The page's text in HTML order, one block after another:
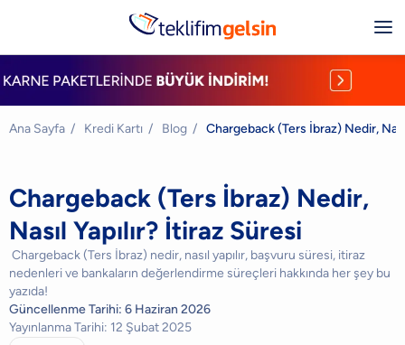
Ana Sayfa / Kredi Kartı / Blog / Chargeback (Ters İbraz) Nedir,
Chargeback (Ters İbraz) Nedir,
Nasıl Yapılır? İtiraz Süresi
​​ Chargeback (Ters İbraz) nedir, nasıl yapılır, başvuru süresi, itiraz
nedenleri ve bankaların değerlendirme süreçleri hakkında her şey bu
yazıda!
Güncellenme Tarihi: 6 Haziran 2026
Yayınlanma Tarihi: 12 Şubat 2025